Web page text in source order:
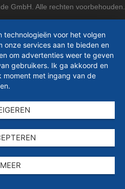
GmbH. Alle rechten voorbehouden.
technologieën voor het volgen
onze services aan te bieden en
om advertenties weer te geven
gebruikers. Ik ga akkoord en
moment met ingang van de
MEER